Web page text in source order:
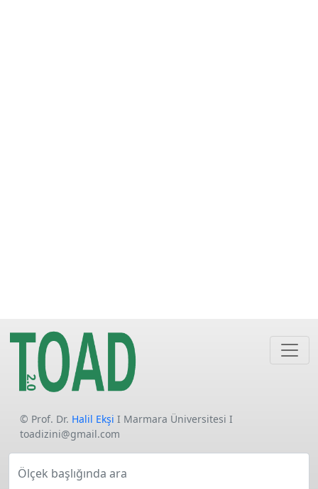
© Prof. Dr. Halil Ekşi I Marmara Üniversitesi I
toadizini@gmail.com
Ölçek başlığında ara